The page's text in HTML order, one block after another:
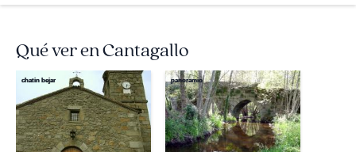
Qué ver en Cantagallo
chatin bejar panoramio